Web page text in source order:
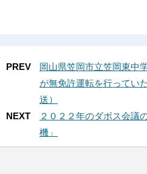
PREV
岡山県笠岡市立笠岡東中
が無免許運転を行ってい
送）
NEXT
２０２２年のダボス会議
機」